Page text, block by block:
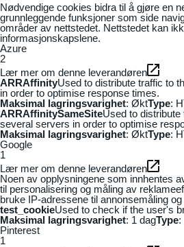
Nødvendige cookies bidra til å gjøre en
grunnleggende funksjoner som side
områder av nettstedet. Nettstedet kan
informasjonskapslene.
Azure
2
Lær mer om denne leverandøren
ARRAffinityUsed to distribute traffic to
in order to optimise response times.
Maksimal lagringsvarighet: ØktType:
ARRAffinitySameSiteUsed to
several servers in order to optimise
Maksimal lagringsvarighet: ØktType:
Google
1
Lær mer om denne leverandøren
Noen av opplysningene som innhentes
til personalisering og måling av
bruke IP-adressene til annonsemåling
test_cookieUsed to check if the user's
Maksimal lagringsvarighet: 1 dagType:
Pinterest
1